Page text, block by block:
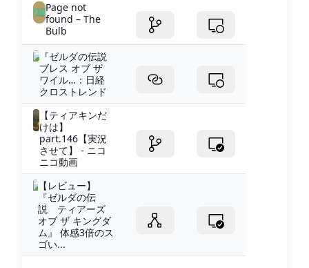
Page not
found – The
Bulb
『ゼルダの伝説
ブレス オブ ザ
ワイル…：日経
クロストレンド
【ティアキンだ
けは】
part.146【実況
させて】 - ニコ
ニコ動画
【レビュー】
『ゼルダの伝
説 ティアーズ
オブ ザ キングダ
ム』 体感3倍のス
ゴい...